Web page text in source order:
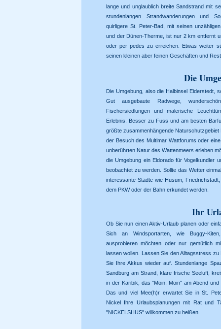
lange und unglaublich breite Sandstrand mit
stundenlangen Strandwanderungen und
quirligere St. Peter-Bad, mit seinen
und der Dünen-Therme, ist nur 2 km entfernt
oder per pedes zu erreichen. Etwas weiter
seinen kleinen aber feinen Geschäften und
Die
Die Umgebung, also die Halbinsel Eiderstedt,
Gut ausgebaute Radwege,
Fischersiedlungen und malerische
Erlebnis. Besser zu Fuss und am besten
größte zusammenhängende
der Besuch des Multimar Wattforums oder
unberührten Natur des Wattenmeers erleben
die Umgebung ein Eldorado für Vogelkundler
beobachtet zu werden. Sollte das Wetter
interessante Städte wie Husum,
dem PKW oder der Bahn erkundet werden.
Ihr
Ob Sie nun einen Aktiv-Urlaub planen oder
Sich an Windsportarten, wie Buggy-
ausprobieren möchten oder nur gemütlich
lassen wollen. Lassen Sie den Alltagsstress
Sie Ihre Akkus wieder auf. Stundenlange
Sandburg am Strand, klare frische Seeluft,
in der Karibik, das "Moin, Moin" am Abend
Das und viel Mee(h)r erwartet Sie in St.
Nickel Ihre Urlaubsplanungen mit Rat und
"NICKELSHUS" willkommen zu heißen.